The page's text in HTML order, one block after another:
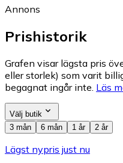
Annons
Prishistorik
Grafen visar lägsta pris
eller storlek) som varit
begagnat ingår inte. Läs
Välj butik
3 mån
6 mån 1 år 2 år
Lägst nypris just nu